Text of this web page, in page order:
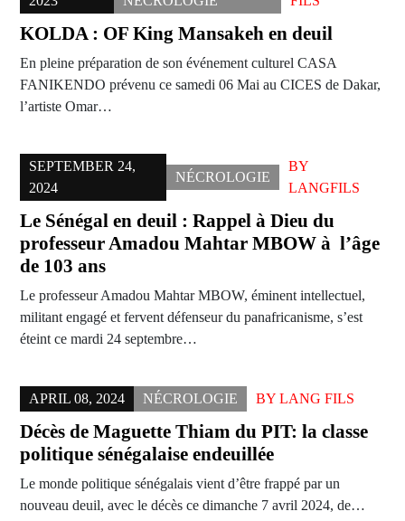
KOLDA : OF King Mansakeh en deuil
En pleine préparation de son événement culturel CASA
FANIKENDO prévenu ce samedi 06 Mai au CICES de Dakar,
l’artiste Omar…
SEPTEMBER 24,
2024
NÉCROLOGIE
BY
LANGFILS
Le Sénégal en deuil : Rappel à Dieu du
professeur Amadou Mahtar MBOW à l’âge
de 103 ans
Le professeur Amadou Mahtar MBOW, éminent intellectuel,
militant engagé et fervent défenseur du panafricanisme, s’est
éteint ce mardi 24 septembre…
APRIL 08, 2024 NÉCROLOGIE BY LANG FILS
Décès de Maguette Thiam du PIT: la classe
politique sénégalaise endeuillée
Le monde politique sénégalais vient d’être frappé par un
nouveau deuil, avec le décès ce dimanche 7 avril 2024, de…